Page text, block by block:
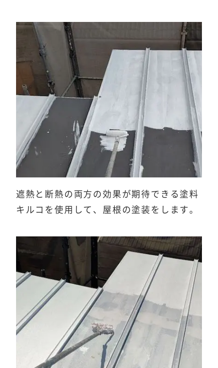
遮熱と断熱の両方の効果が期待できる塗料
キルコを使用して、屋根の塗装をします。